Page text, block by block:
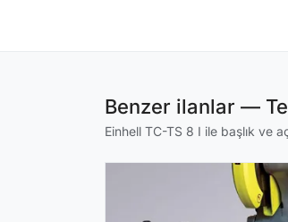
Benzer ilanlar —
Einhell TC-TS 8 I ile başlık ve